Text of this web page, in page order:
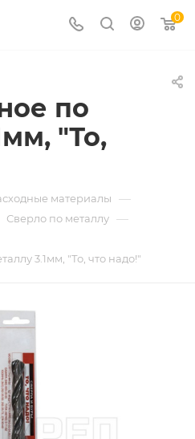
0
по
"То,
материалы —
Сверло по металлу —
3.1мм, "То, что надо!"